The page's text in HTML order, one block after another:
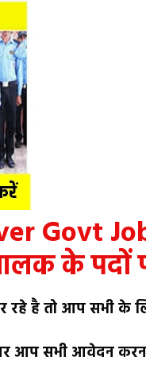
Govt Job
के पदों
रहे है तो आप सभी
आप सभी आवेदन